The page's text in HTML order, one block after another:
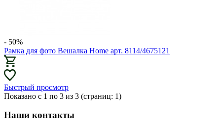
- 50%
Рамка для фото Вешалка Home арт. 8114/4675121
Быстрый просмотр
Показано с 1 по 3 из 3 (страниц: 1)
Наши контакты